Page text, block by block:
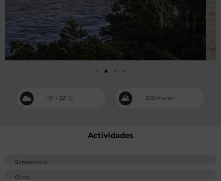
15º / 32º C 300 msnm
Actividades
Senderismo
Otros